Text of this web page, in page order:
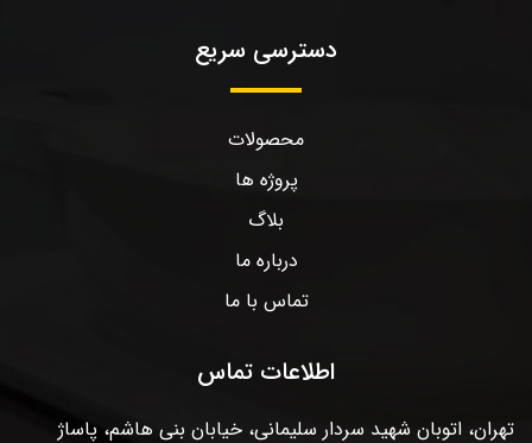
دسترسی سریع
محصولات
پروژه ها
بلاگ
درباره ما
تماس با ما
اطلاعات تماس
تهران، اتوبان شهید سردار سلیمانی، خیابان بنی هاشم، پاساژ